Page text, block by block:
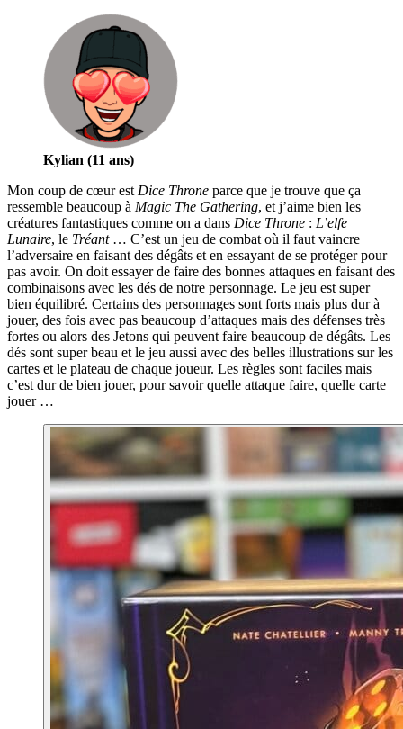
Kylian (11 ans)
Mon coup de cœur est Dice Throne parce que je trouve que ça
ressemble beaucoup à Magic The Gathering, et j’aime bien les
créatures fantastiques comme on a dans Dice Throne : L’elfe
Lunaire, le Tréant… C’est un jeu de combat où il faut vaincre
l’adversaire en faisant des dégâts et en essayant de se protéger pour
pas avoir. On doit essayer de faire des bonnes attaques en faisant des
combinaisons avec les dés de notre personnage. Le jeu est super
bien équilibré. Certains des personnages sont forts mais plus dur à
jouer, des fois avec pas beaucoup d’attaques mais des défenses très
fortes ou alors des Jetons qui peuvent faire beaucoup de dégâts. Les
dés sont super beau et le jeu aussi avec des belles illustrations sur les
cartes et le plateau de chaque joueur. Les règles sont faciles mais
c’est dur de bien jouer, pour savoir quelle attaque faire, quelle carte
jouer …